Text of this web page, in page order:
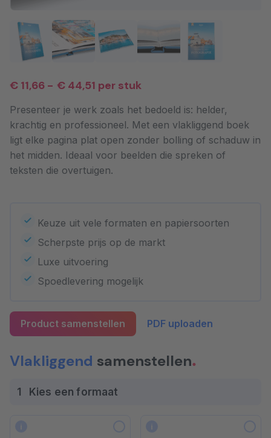
€ 11,66 - € 44,51 per stuk
Presenteer je werk zoals het bedoeld is: helder,
krachtig en professioneel. Met een vlakliggend boek
ligt elke pagina plat open zonder bolling of schaduw in
het midden. Ideaal voor beelden die spreken of
teksten die overtuigen.
Keuze uit vele formaten en papiersoorten
Scherpste prijs op de markt
Luxe uitvoering
Spoedlevering mogelijk
Product samenstellen PDF uploaden
Vlakliggend samenstellen
1 Kies een formaat